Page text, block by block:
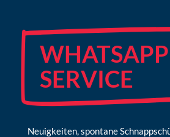
WHATSAPP
SERVICE
Neuigkeiten, spontane